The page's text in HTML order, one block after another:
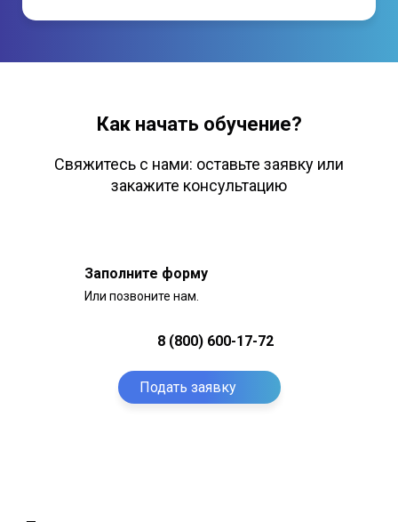
Как начать обучение?
Свяжитесь с нами: оставьте заявку или
закажите консультацию
Заполните форму
Или позвоните нам.
8 (800) 600-17-72
Подать заявку